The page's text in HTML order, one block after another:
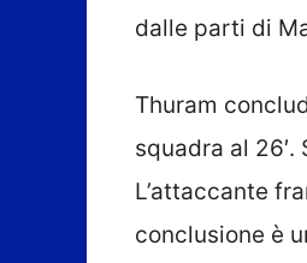
dalle parti di
Thuram
squadra al
L’attaccante
conclusione è